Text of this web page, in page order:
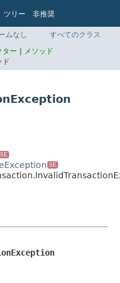
ツリー
非推奨
EE Platform API v9.0.0
ムなし
すべてのクラス
ター | メソッド
ド
SE
SE